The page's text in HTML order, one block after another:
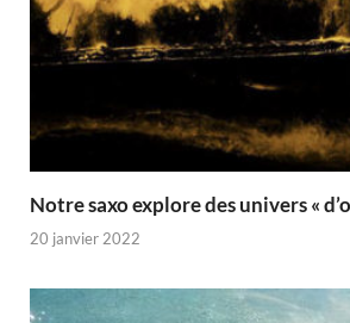
Notre saxo explore des univers «
20 janvier 2022